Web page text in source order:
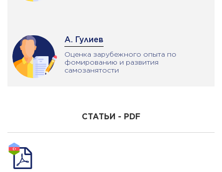
А. Гулиев
Оценка зарубежного опыта по
фомированию и развития
самозанятости
Влияние консолидации земель на
СТАТЬИ - PDF